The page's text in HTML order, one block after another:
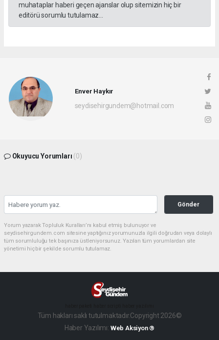
muhataplar haberi geçen ajanslar olup sitemizin hiç bir
editörü sorumlu tutulamaz...
Enver Haykır
seydisehirgundem@hotmail.com
Okuyucu Yorumları (0)
Gönder
Yorum yazarak Topluluk Kuralları’nı kabul etmiş bulunuyor ve
seydisehirgundem.com sitesine yaptığınız yorumunuzla ilgili doğrudan veya dolaylı
tüm sorumluluğu tek başınıza üstleniyorsunuz. Yazılan tüm yorumlardan site
yönetimi hiçbir şekilde sorumlu tutulamaz.
Tüm hakları saklı tutulmaktadır.Copyright 2026©
Haber Yazılımı: Web Aksiyon ®